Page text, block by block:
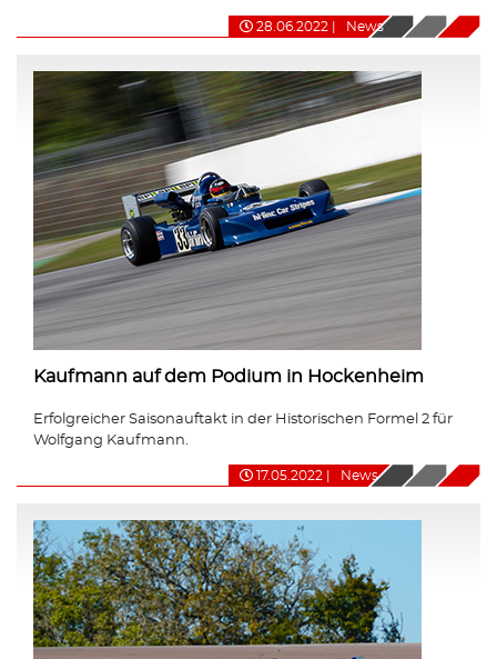
28.06.2022 News
Kaufmann auf dem Podium in Hockenheim
Erfolgreicher Saisonauftakt in der Historischen Formel 2 für
Wolfgang Kaufmann.
17.05.2022 News